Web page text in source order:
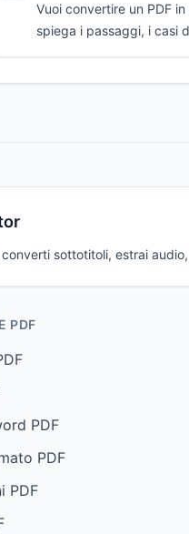
Vuoi convertire un PDF
spiega i passaggi, i casi
converti sottotitoli, estrai
PDF
PDF
PDF
PDF